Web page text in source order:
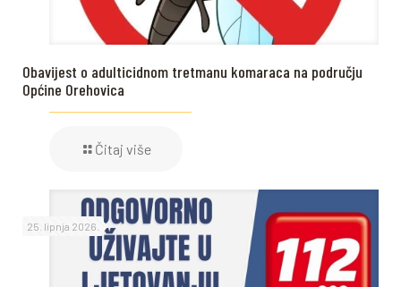
Obavijest o adulticidnom tretmanu komaraca na području
Općine Orehovica
Čitaj više
25. lipnja 2026.